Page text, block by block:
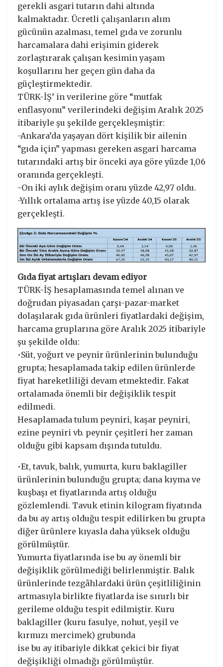
gerekli asgari tutarın dahi altında
kalmaktadır. Ücretli çalışanların alım
gücünün azalması, temel gıda ve zorunlu
harcamalara dahi erişimin giderek
zorlaştırarak çalışan kesimin yaşam
koşullarını her geçen gün daha da
güçleştirmektedir.
TÜRK-İŞ’ in verilerine göre “mutfak
enflasyonu” verilerindeki değişim Aralık 2025
itibariyle şu şekilde gerçekleşmiştir:
-Ankara’da yaşayan dört kişilik bir ailenin
“gıda için” yapması gereken asgari harcama
tutarındaki artış bir önceki aya göre yüzde 1,06
oranında gerçekleşti.
-On iki aylık değişim oranı yüzde 42,97 oldu.
-Yıllık ortalama artış ise yüzde 40,15 olarak
gerçekleşti.
Gıda fiyat artışları devam ediyor
TÜRK-İŞ hesaplamasında temel alınan ve
doğrudan piyasadan çarşı-pazar-market
dolaşılarak gıda ürünleri fiyatlardaki değişim,
harcama gruplarına göre Aralık 2025 itibariyle
şu şekilde oldu:
•Süt, yoğurt ve peynir ürünlerinin bulunduğu
grupta; hesaplamada takip edilen ürünlerde
fiyat hareketliliği devam etmektedir. Fakat
ortalamada önemli bir değişiklik tespit
edilmedi.
Hesaplamada tulum peyniri, kaşar peyniri,
ezine peyniri vb. peynir çeşitleri her zaman
olduğu gibi kapsam dışında tutuldu.
•Et, tavuk, balık, yumurta, kuru baklagiller
ürünlerinin bulunduğu grupta; dana kıyma ve
kuşbaşı et fiyatlarında artış olduğu
gözlemlendi. Tavuk etinin kilogram fiyatında
da bu ay artış olduğu tespit edilirken bu grupta
diğer ürünlere kıyasla daha yüksek olduğu
görülmüştür.
Yumurta fiyatlarında ise bu ay önemli bir
değişiklik görülmediği belirlenmiştir. Balık
ürünlerinde tezgâhlardaki ürün çeşitliliğinin
artmasıyla birlikte fiyatlarda ise sınırlı bir
gerileme olduğu tespit edilmiştir. Kuru
baklagiller (kuru fasulye, nohut, yeşil ve
kırmızı mercimek) grubunda
ise bu ay itibariyle dikkat çekici bir fiyat
değişikliği olmadığı görülmüştür.